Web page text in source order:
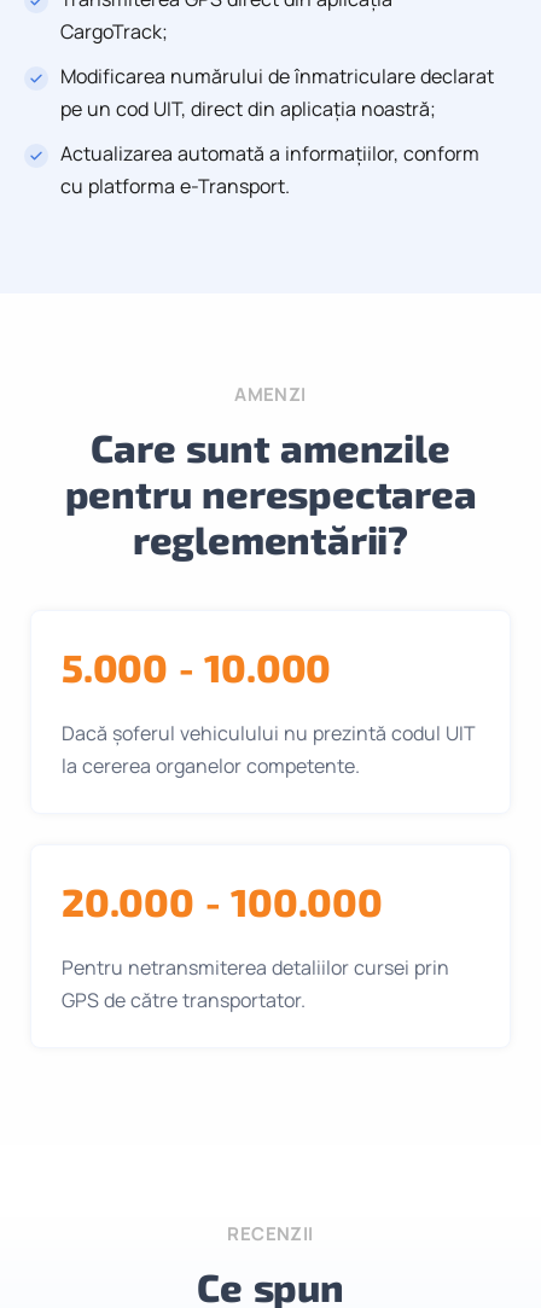
CargoTrack;
Modificarea numărului de înmatriculare declarat
pe un cod UIT, direct din aplicația noastră;
Actualizarea automată a informațiilor, conform
cu platforma e-Transport.
AMENZI
Care sunt amenzile
pentru nerespectarea
reglementării?
5.000 - 10.000
Dacă șoferul vehiculului nu prezintă codul UIT
la cererea organelor competente.
20.000 - 100.000
Pentru netransmiterea detaliilor cursei prin
GPS de către transportator.
RECENZII
Ce spun